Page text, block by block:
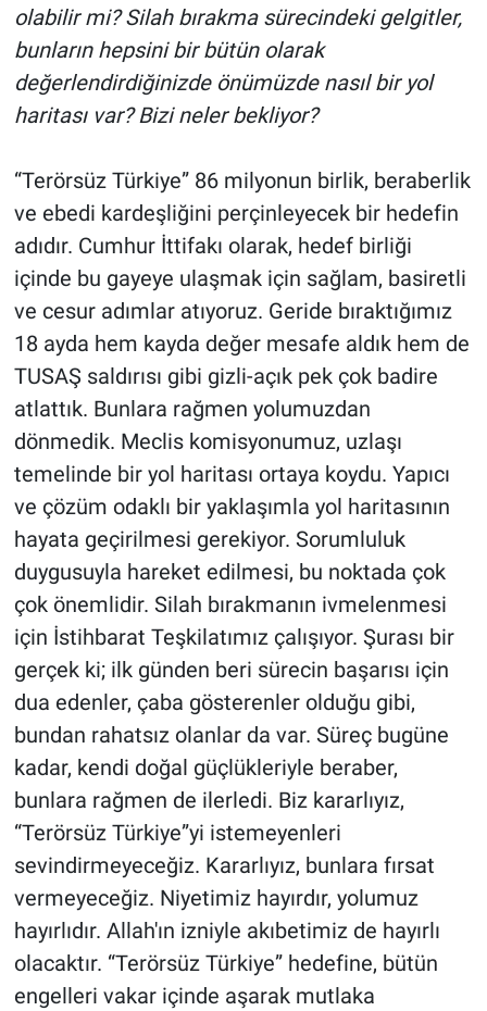
olabilir mi? Silah bırakma sürecindeki gelgitler,
bunların hepsini bir bütün olarak
değerlendirdiğinizde önümüzde nasıl bir yol
haritası var? Bizi neler bekliyor?
“Terörsüz Türkiye” 86 milyonun birlik, beraberlik
ve ebedi kardeşliğini perçinleyecek bir hedefin
adıdır. Cumhur İttifakı olarak, hedef birliği
içinde bu gayeye ulaşmak için sağlam, basiretli
ve cesur adımlar atıyoruz. Geride bıraktığımız
18 ayda hem kayda değer mesafe aldık hem de
TUSAŞ saldırısı gibi gizli-açık pek çok badire
atlattık. Bunlara rağmen yolumuzdan
dönmedik. Meclis komisyonumuz, uzlaşı
temelinde bir yol haritası ortaya koydu. Yapıcı
ve çözüm odaklı bir yaklaşımla yol haritasının
hayata geçirilmesi gerekiyor. Sorumluluk
duygusuyla hareket edilmesi, bu noktada çok
çok önemlidir. Silah bırakmanın ivmelenmesi
için İstihbarat Teşkilatımız çalışıyor. Şurası bir
gerçek ki; ilk günden beri sürecin başarısı için
dua edenler, çaba gösterenler olduğu gibi,
bundan rahatsız olanlar da var. Süreç bugüne
kadar, kendi doğal güçlükleriyle beraber,
bunlara rağmen de ilerledi. Biz kararlıyız,
“Terörsüz Türkiye”yi istemeyenleri
sevindirmeyeceğiz. Kararlıyız, bunlara fırsat
vermeyeceğiz. Niyetimiz hayırdır, yolumuz
hayırlıdır. Allah'ın izniyle akıbetimiz de hayırlı
olacaktır. “Terörsüz Türkiye” hedefine, bütün
engelleri vakar içinde aşarak mutlaka